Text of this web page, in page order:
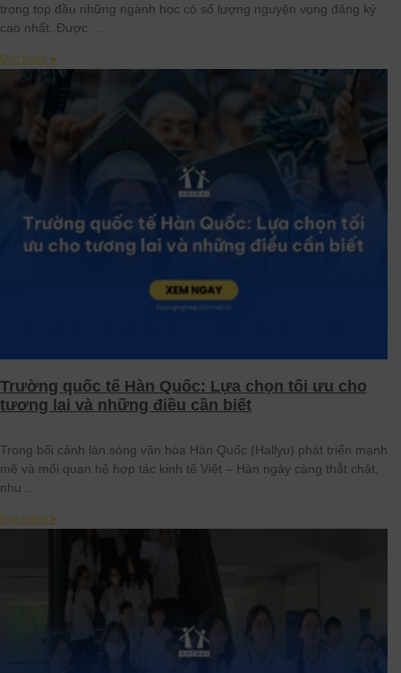
trong top đầu những ngành học có số lượng nguyện vọng đăng ký
cao nhất. Được
Đọc thêm ➤
Trường quốc tế Hàn Quốc: Lựa chọn tối ưu cho
tương lai và những điều cần biết
Trong bối cảnh làn sóng văn hóa Hàn Quốc (Hallyu) phát triển mạnh
mẽ và mối quan hệ hợp tác kinh tế Việt – Hàn ngày càng thắt chặt,
nhu
Đọc thêm ➤